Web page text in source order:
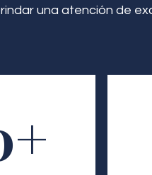
una atención de